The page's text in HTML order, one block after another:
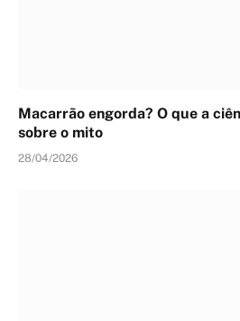
Macarrão engorda? O que a
sobre o mito
28/04/2026